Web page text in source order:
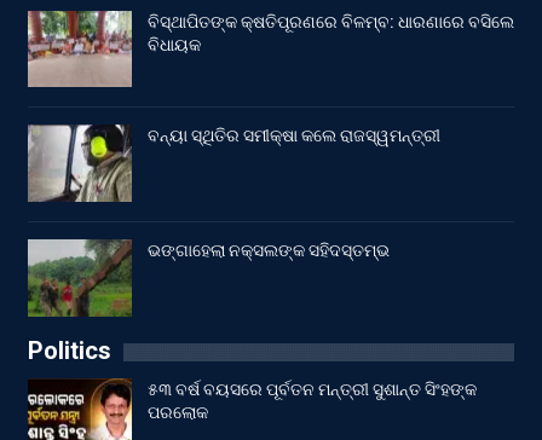
ବିସ୍ଥାପିତଙ୍କ କ୍ଷତିପୂରଣରେ ବିଳମ୍ବ: ଧାରଣାରେ ବସିଲେ
ବିଧାୟକ
ବନ୍ୟା ସ୍ଥିତିର ସମୀକ୍ଷା କଲେ ରାଜସ୍ୱମନ୍ତ୍ରୀ
ଭଙ୍ଗାହେଲା ନକ୍ସଲଙ୍କ ସହିଦସ୍ତମ୍ଭ
Politics
୫୩ ବର୍ଷ ବୟସରେ ପୂର୍ବତନ ମନ୍ତ୍ରୀ ସୁଶାନ୍ତ ସିଂହଙ୍କ
ପରଲୋକ